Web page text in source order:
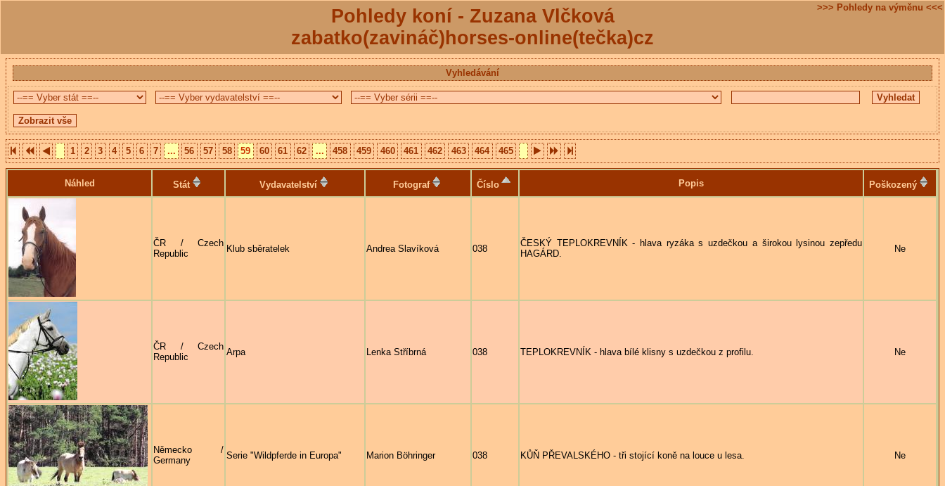
Pohledy koní - Zuzana Vlčková
zabatko(zavináč)horses-online(tečka)cz
>>> Pohledy na výměnu <<<
Vyhledávání
1 2 3 4 5 6 7 ... 56 57 58 59 60 61 62 ... 458 459 460 461 462 463 464 465
Náhled Stát Vydavatelství Fotograf Číslo Popis Poškozený
ČR / Czech
Republic
Klub sběratelek Andrea Slavíková 038
ČESKÝ TEPLOKREVNÍK - hlava ryzáka s uzdečkou a širokou lysinou zepředu
HAGÁRD.
Ne
ČR / Czech
Republic
Arpa Lenka Stříbrná 038 TEPLOKREVNÍK - hlava bílé klisny s uzdečkou z profilu. Ne
Německo /
Germany
Serie "Wildpferde in Europa" Marion Böhringer 038 KŮŇ PŘEVALSKÉHO - tři stojící koně na louce u lesa. Ne